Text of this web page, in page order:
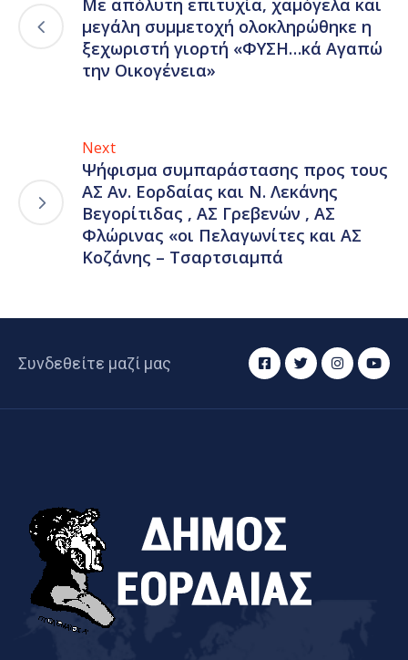
Με απόλυτη επιτυχία, χαμόγελα και
μεγάλη συμμετοχή ολοκληρώθηκε η
ξεχωριστή γιορτή «ΦΥΣΗ…κά Αγαπώ
την Οικογένεια»
Next
Ψήφισμα συμπαράστασης προς τους
ΑΣ Αν. Εορδαίας και Ν. Λεκάνης
Βεγορίτιδας , ΑΣ Γρεβενών , ΑΣ
Φλώρινας «οι Πελαγωνίτες και ΑΣ
Κοζάνης – Τσαρτσιαμπά
Συνδεθείτε μαζί μας